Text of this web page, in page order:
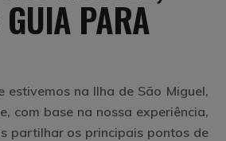
PARA
estivemos na Ilha de São Miguel,
com base na nossa experiência,
partilhar os principais pontos de